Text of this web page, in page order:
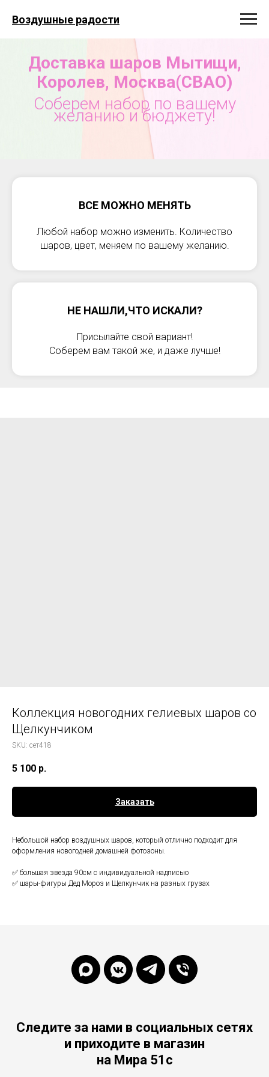
Воздушные радости
Доставка шаров Мытищи,
Королев, Москва(СВАО)
Соберем набор по вашему
желанию и бюджету!
ВСЕ МОЖНО МЕНЯТЬ
Любой набор можно изменить. Количество
шаров, цвет, меняем по вашему желанию.
НЕ НАШЛИ,ЧТО ИСКАЛИ?
Присылайте свой вариант!
Соберем вам такой же, и даже лучше!
Коллекция новогодних гелиевых шаров со
Щелкунчиком
SKU: сет418
5 100 р.
Заказать
Небольшой набор воздушных шаров, который отлично подходит для
оформления новогодней домашней фотозоны.
✅ большая звезда 90см с индивидуальной надписью
✅ шары-фигуры Дед Мороз и Щелкунчик на разных грузах
Следите за нами в социальных сетях
и приходите в магазин
на Мира 51с